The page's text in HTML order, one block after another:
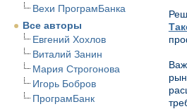
Вехи ПрограмБанка
Все авторы
Евгений Хохлов
Виталий Занин
Мария Строгонова
Игорь Бобров
ПрограмБанк